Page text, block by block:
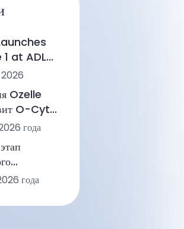
at ADLM
a
in AI-
Ozelle
O-Cyte
ADLM
работы
на базе
года
года